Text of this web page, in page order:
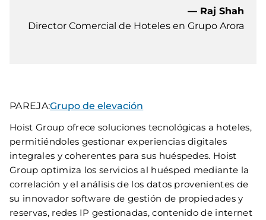
— Raj Shah
Director Comercial de Hoteles en Grupo Arora
PAREJA:Grupo de elevación
Hoist Group ofrece soluciones tecnológicas a hoteles,
permitiéndoles gestionar experiencias digitales
integrales y coherentes para sus huéspedes. Hoist
Group optimiza los servicios al huésped mediante la
correlación y el análisis de los datos provenientes de
su innovador software de gestión de propiedades y
reservas, redes IP gestionadas, contenido de internet